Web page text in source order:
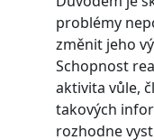
problémy
změnit jeho
Schopnost
aktivita vůle,
takových
rozhodne